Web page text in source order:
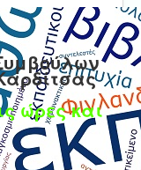
ώρες και